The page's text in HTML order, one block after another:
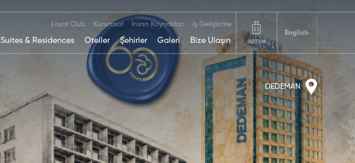
Loyal Club Kurumsal İnsan Kaynakları İş Geliştirme
Suites & Residences Oteller Şehirler Galeri Bize Ulaşın ROTAM
English
DEDEMAN